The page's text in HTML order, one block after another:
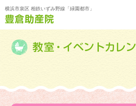
横浜市泉区 相鉄いずみ野線「緑園都市」